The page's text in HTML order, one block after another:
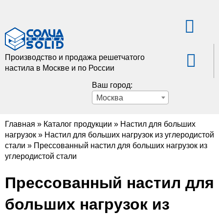
Производство и продажа решетчатого
настила в Москве и по России
Ваш город:
Москва
Главная » Каталог продукции » Настил для больших
нагрузок » Настил для больших нагрузок из углеродистой
стали » Прессованный настил для больших нагрузок из
углеродистой стали
Прессованный настил для
больших нагрузок из